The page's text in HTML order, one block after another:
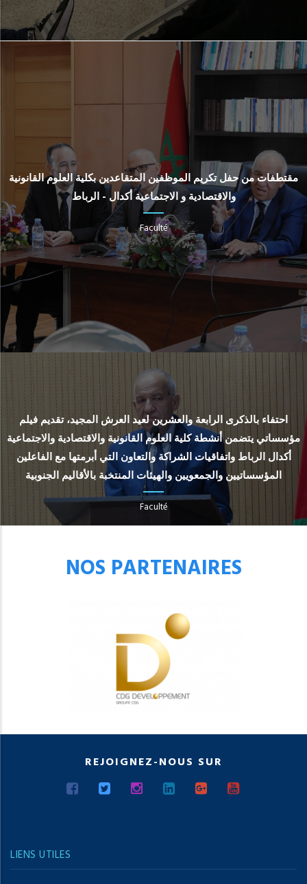
مقتطفات من حفل تكريم الموظفين المتقاعدين بكلية العلوم القانونية
والاقتصادية و الاجتماعية أكدال - الرباط
Faculté
احتفاء بالذكرى الرابعة والعشرين لعيد العرش المجيد، تقديم فيلم
مؤسساتي يتضمن أنشطة كلية العلوم القانونية والاقتصادية والاجتماعية
أكدال الرباط واتفاقيات الشراكة والتعاون التي أبرمتها مع الفاعلين
المؤسساتيين والجمعويين والهيئات المنتخبة بالأقاليم الجنوبية
Faculté
NOS PARTENAIRES
REJOIGNEZ-NOUS SUR
LIENS UTILES